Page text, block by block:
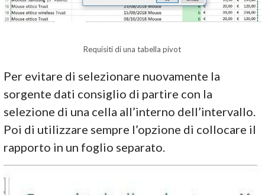
Requisiti di una tabella pivot
Per evitare di selezionare nuovamente la
sorgente dati consiglio di partire con la
selezione di una cella all’interno dell’intervallo.
Poi di utilizzare sempre l’opzione di collocare il
rapporto in un foglio separato.